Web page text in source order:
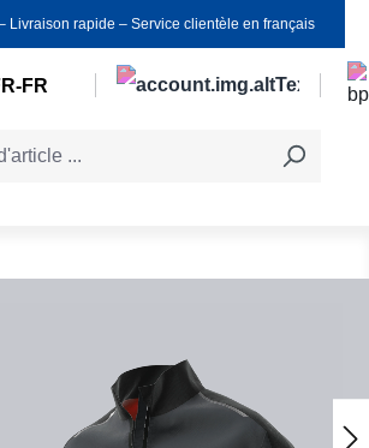
principal
Livraison rapide ‒ Service clientèle en français
FR